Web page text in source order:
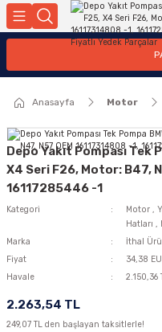
Geri
Geri
Geri
Yakıt Pompası, Yakıt Hatları
Geri
Geri
Geri
Kollar
Geri
Geri
Ön Arka
Geri
Anasayfa Motor
Depo Yakıt Pompası Tek
X4 Seri F26, Motor: B47,
16117285446 -1
Kategori Motor ,
Hatları ,
Marka
İthal
Fiyat
34,38
Havale
2.263,54 TL
249,07 TL den başlayan taksitlerle!